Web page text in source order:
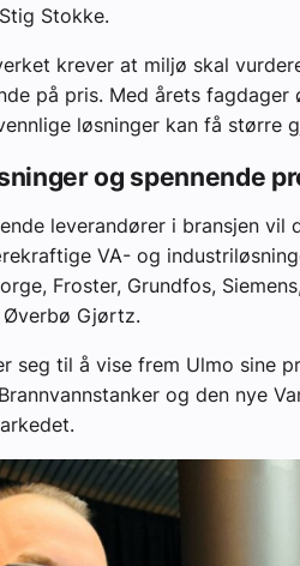
Stokke.
krever at miljø skal
på pris. Med årets
løsninger kan få større
og spennende
leverandører i bransjen vil
VA- og
Froster, Grundfos,
Gjørtz.
seg til å vise frem Ulmo sine
og den nye